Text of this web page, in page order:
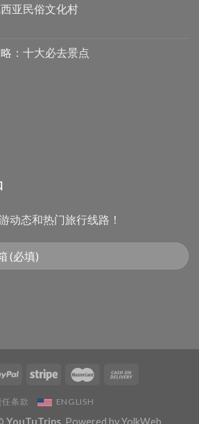
亚民俗文化村
：十大必去景点
动态和热门旅行线路！
任条款 ENGLISH